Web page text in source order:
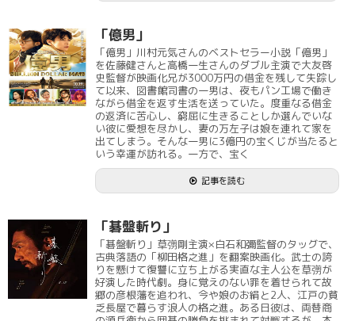
「億男」
「億男」川村元気さんのベストセラー小説「億男」
を佐藤健さんと高橋一生さんのダブル主演で大友啓
史監督が映画化兄が3000万円の借金を残して失踪し
て以来、図書館司書の一男は、夜もパン工場で働き
ながら借金を返す生活を送っていた。度重なる借金
の返済に苦心し、窮屈に生きることしか選んでいな
い彼に愛想を尽かし、妻の万左子は娘を連れて家を
出てしまう。そんな一男に3億円の宝くじが当たると
いう幸運が訪れる。一方で、宝く
記事を読む
「碁盤斬り」
「碁盤斬り」草彅剛主演×白石和彌監督のタッグで、
古典落語の「柳田格之進」を翻案映画化。武士の誇
りを懸けて復讐に立ち上がる実直な主人公を草彅が
好演した時代劇。身に覚えのない罪を着せられて故
郷の彦根藩を追われ、今や娘のお絹と2人、江戸の貧
乏長屋で暮らす浪人の格之進。ある日彼は、両替商